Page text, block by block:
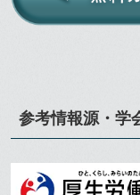
参考情報源・学